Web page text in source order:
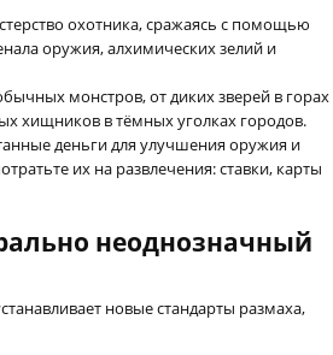
охотника, сражаясь с помощью
оружия, алхимических зелий и
монстров, от диких зверей в горах
хищников в тёмных уголках городов.
деньги для улучшения оружия и
их на развлечения: ставки, карты
неоднозначный
новые стандарты размаха,